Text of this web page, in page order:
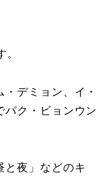
デミョン、イ・
パク・ビョンウン
と夜」などのキ